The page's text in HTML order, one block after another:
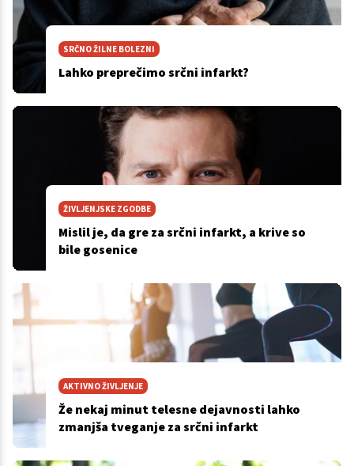
SRČNO ŽILNE BOLEZNI
Lahko preprečimo srčni infarkt?
ŽIVLJENJSKE ZGODBE
Mislil je, da gre za srčni infarkt, a krive so
bile gosenice
AKTIVNO ŽIVLJENJE
Že nekaj minut telesne dejavnosti lahko
zmanjša tveganje za srčni infarkt